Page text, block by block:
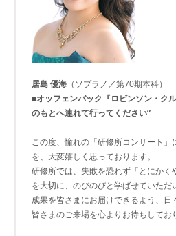
居島 優海 （ソプラノ／第70期本科）
■オッフェンバック『ロビンソン・ク
のもとへ連れて行ってください”
この度、憧れの「研修所コンサート」
を、大変嬉しく思っております。
研修所では、失敗を恐れず「とにかく
を大切に、のびのびと学ばせていた
成果を皆さまにお届けできるよう、日
皆さまのご来場を心よりお待ちしてお